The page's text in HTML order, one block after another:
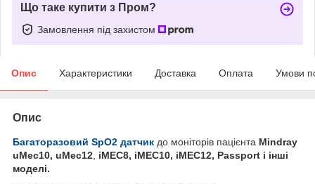
Що таке купити з Пром?
Замовлення під захистом
Опис Характеристики Доставка Оплата Умови
Опис
Багаторазовий SpO2 датчик до моніторів пацієнта Mindray
uMec10, uMec12 iMEC8, iMEC10, iMEC12, Passport і інші
моделі.